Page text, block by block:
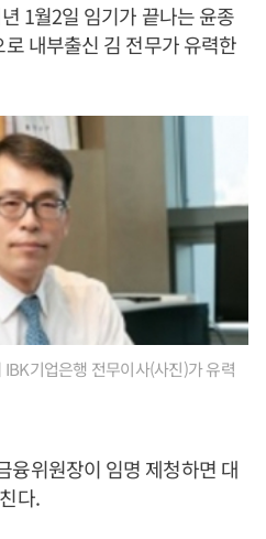
1월2일 임기가 끝나는 윤종
내부출신 김 전무가 유력한
기업은행 전무이사(사진)가 유력
융위원장이 임명 제청하면 대
다.